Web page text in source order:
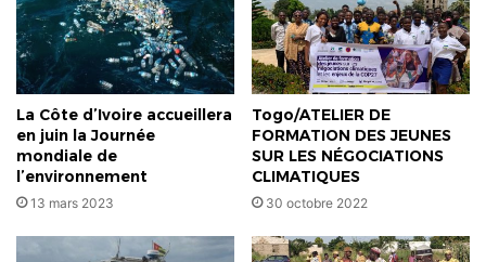
La Côte d’Ivoire accueillera
en juin la Journée
mondiale de
l’environnement
13 mars 2023
Togo/ATELIER DE
FORMATION DES JEUNES
SUR LES NÉGOCIATIONS
CLIMATIQUES
30 octobre 2022